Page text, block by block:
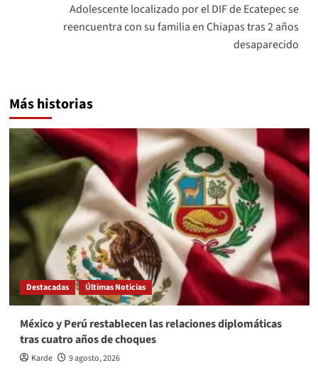
Adolescente localizado por el DIF de Ecatepec se
reencuentra con su familia en Chiapas tras 2 años
desaparecido
Más historias
Destacadas Últimas Noticias
México y Perú restablecen las relaciones diplomáticas
tras cuatro años de choques
Karde 9 agosto, 2026